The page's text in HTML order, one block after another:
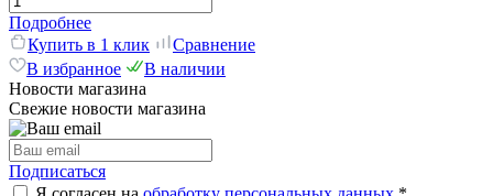
Подробнее
Купить в 1 клик
Сравнение
В избранное
В наличии
Новости магазина
Свежие новости магазина
Подписаться